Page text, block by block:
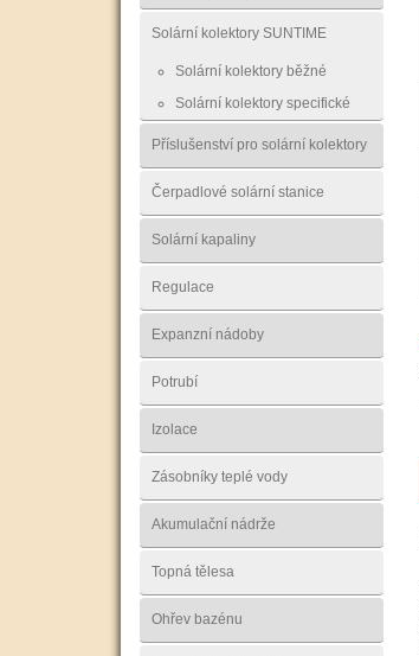
Solární kolektory SUNTIME
Solární kolektory běžné
Solární kolektory specifické
Příslušenství pro solární kolektory
Čerpadlové solární stanice
Solární kapaliny
Regulace
Expanzní nádoby
Potrubí
Izolace
Zásobníky teplé vody
Akumulační nádrže
Topná tělesa
Ohřev bazénu